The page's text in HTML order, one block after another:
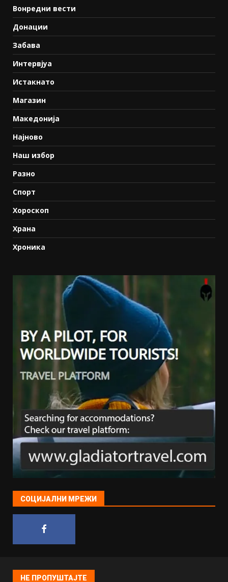
Вонредни вести
Донации
Забава
Интервјуа
Истакнато
Магазин
Македонија
Најново
Наш избор
Разно
Спорт
Хороскоп
Храна
Хроника
СОЦИЈАЛНИ МРЕЖИ
НЕ ПРОПУШТАЈТЕ